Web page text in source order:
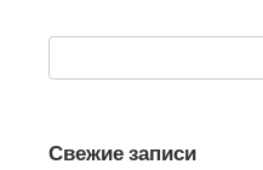
Поиск:
Свежие записи